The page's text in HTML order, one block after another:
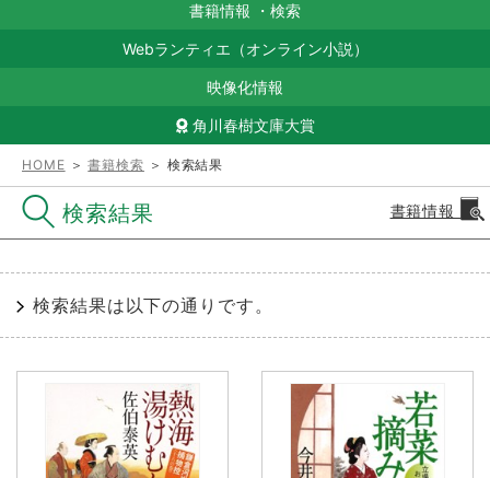
書籍情報 ・ 検索
Webランティエ（オンライン小説）
映像化情報
角川春樹文庫大賞
HOME ＞書籍検索 ＞ 検索結果
検索結果 書籍情報
検索結果は以下の通りです。